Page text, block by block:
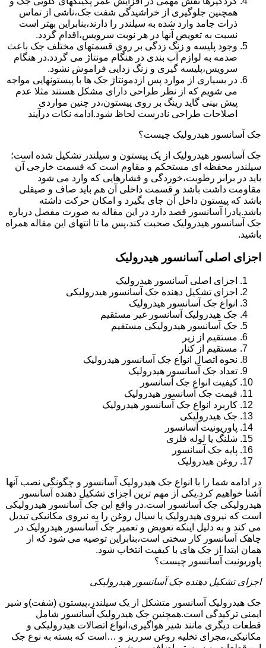
همچنین جلوگیری از خراشیدگی شفت جک،ناشی از تماس
ذرات جامد وارد شده به سیلندر را دارند،بنابراین بهتر است
نسبت به تعویض آنها در هر نوبت سرویس،اقدام گردد.
وجود پلیسه و زنگ زدگی بر روی قسمتهای مختلف جک باعث
صدمه به لوازم آب بندی در هنگام مونتاژ می گردد.در هنگام
سرویس،پلیسه گیری و زنگ زدایی فراموش نشود.
در بسیاری از موارد پس ازدمونتاژ جک ها با پیستونهایی مواجه
می شویم که از نظر طراحی دارای مشکل هستند مثلا عدم
پیش بینی گاید رینگ بر روی پیستون،در چنین مواردی
اصلاحات طراحی نادرست لحاظ شود.ادامه نکات درآیند
جک آسانسور هیدرولیک چیست؟
جک آسانسور هیدرولیک از یک پیستون و سیلندر تشکیل شده است؛
سیلندر محفظه ای مستحکم و مقاوم است که قسمت خارجی آن
باید در برابر رطوبت،خوردگی و فشارهایی که وارد می شود
مقاومت داشت باشد و قسمت داخلی آن هم باید صاف و صیقلی
باشد که پیستون داخل آن جای بگیرد و امکان حرکت داشته
باشد.پادرا آسانسور قصد دارد در این مقاله به صورت مفصل درباره
جک آسانسور هیدرولیک صحبت کند،پس ما تا انتهای این مقاله همراه
باشید.
اجزای اصلی آسانسور هیدرولیک
اجزای اصلی آسانسور هیدرولیک
اجزای تشکیل دهنده جک آسانسور هیدرولیکی
انواع جک آسانسور هیدرولیک
جک هیدرولیک آسانسور غیر مستقیم
جک آسانسور هیدرولیکی مستقیم
مستقیم از زیر
مستقیم از کنار
نحوه اتصال انواع جک آسانسور هیدرولیک
تعداد جک آسانسور هیدرولیک
کیفیت انواع جک آسانسور
قیمت جک آسانسور هیدرولیک
کاربرد انواع جک آسانسور هیدرولیک
جک هیدرولیکی
پاوریونیت آسانسور
شلنگ یا لوله فلزی
پایه جک آسانسور
روغن هیدرولیک
در ادامه شما را با انواع جک هیدرولیک آسانسور و چگونگی نصب آنها
آشنا خواهیم کرد.یکی از مهم ترین اجزای تشکیل دهنده آسانسور
هیدرولیکی جک آسانسور است.در واقع این جک آسانسور هیدرولیکی
است که نیروی هیدرولیک یا سیال روغن را به نیروی مکانیکی تبدیل
می کند و به دلیل اینکه تعویض و تعمیر جک آسانسور هیدرولیک در
چاهک آسانسور کار سختی است،بنابراین توصیه می شود که از
همان ابتدا از جک های با کیفیت انتخاب شود.
پاوریونیت آسانسور چیست؟
اجزای تشکیل دهنده جک آسانسور هیدرولیکی
جک هیدرولیک آسانسور متشکل از یک سیلندر،پیستون (شفت)و شیر
ایمنی ترکیدگی است.همچنین جک هیدرولیک آسانسور شامل
قطعات دیگری مانند شیر هواگیری،انواع اتصالات هیدرولیکی و
مکانیکی،مجرای تخلیه روغن سرریز و …است که بسته به نوع جک